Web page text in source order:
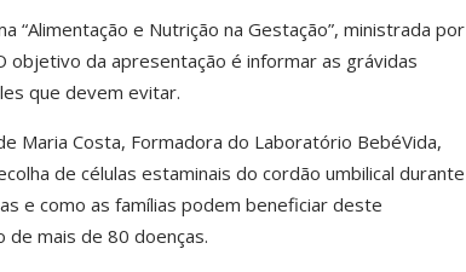
“Alimentação e Nutrição na Gestação”, ministrada por
objetivo da apresentação é informar as grávidas
que devem evitar.
Maria Costa, Formadora do Laboratório BebéVida,
de células estaminais do cordão umbilical durante
e como as famílias podem beneficiar deste
mais de 80 doenças.